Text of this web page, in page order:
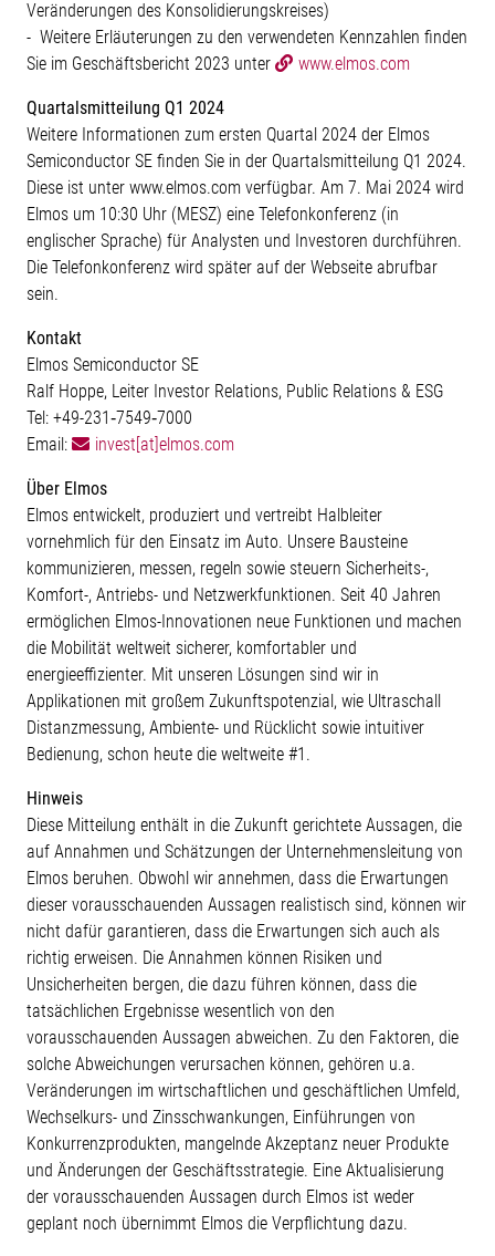
Veränderungen des Konsolidierungskreises)
- Weitere Erläuterungen zu den verwendeten Kennzahlen finden
Sie im Geschäftsbericht 2023 unter
www.elmos.com
Quartalsmitteilung Q1 2024
Weitere Informationen zum ersten Quartal 2024 der Elmos
Semiconductor SE finden Sie in der Quartalsmitteilung Q1 2024.
Diese ist unter www.elmos.com verfügbar. Am 7. Mai 2024 wird
Elmos um 10:30 Uhr (MESZ) eine Telefonkonferenz (in
englischer Sprache) für Analysten und Investoren durchführen.
Die Telefonkonferenz wird später auf der Webseite abrufbar
sein.
Kontakt
Elmos Semiconductor SE
Ralf Hoppe, Leiter Investor Relations, Public Relations & ESG
Tel: +49-231‐7549‐7000
Email:
invest[at]elmos.com
Über Elmos
Elmos entwickelt, produziert und vertreibt Halbleiter
vornehmlich für den Einsatz im Auto. Unsere Bausteine
kommunizieren, messen, regeln sowie steuern Sicherheits-,
Komfort-, Antriebs- und Netzwerkfunktionen. Seit 40 Jahren
ermöglichen Elmos-Innovationen neue Funktionen und machen
die Mobilität weltweit sicherer, komfortabler und
energieeffizienter. Mit unseren Lösungen sind wir in
Applikationen mit großem Zukunftspotenzial, wie Ultraschall
Distanzmessung, Ambiente- und Rücklicht sowie intuitiver
Bedienung, schon heute die weltweite #1.
Hinweis
Diese Mitteilung enthält in die Zukunft gerichtete Aussagen, die
auf Annahmen und Schätzungen der Unternehmensleitung von
Elmos beruhen. Obwohl wir annehmen, dass die Erwartungen
dieser vorausschauenden Aussagen realistisch sind, können wir
nicht dafür garantieren, dass die Erwartungen sich auch als
richtig erweisen. Die Annahmen können Risiken und
Unsicherheiten bergen, die dazu führen können, dass die
tatsächlichen Ergebnisse wesentlich von den
vorausschauenden Aussagen abweichen. Zu den Faktoren, die
solche Abweichungen verursachen können, gehören u.a.
Veränderungen im wirtschaftlichen und geschäftlichen Umfeld,
Wechselkurs- und Zinsschwankungen, Einführungen von
Konkurrenzprodukten, mangelnde Akzeptanz neuer Produkte
und Änderungen der Geschäftsstrategie. Eine Aktualisierung
der vorausschauenden Aussagen durch Elmos ist weder
geplant noch übernimmt Elmos die Verpflichtung dazu.